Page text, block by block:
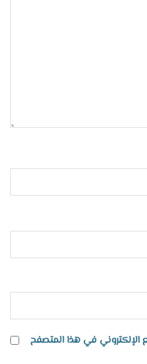
الإلكتروني في هذا المتصفح